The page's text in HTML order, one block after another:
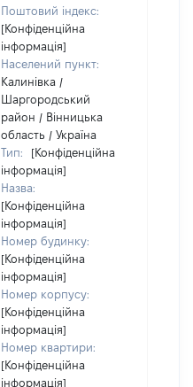
Поштовий індекс:
[Конфіденційна
інформація]
Населений пункт:
Калинівка /
Шаргородський
район / Вінницька
область / Україна
Тип:
[Конфіденційна
інформація]
Назва:
[Конфіденційна
інформація]
Номер будинку:
[Конфіденційна
інформація]
Номер корпусу:
[Конфіденційна
інформація]
Номер квартири:
[Конфіденційна
інформація]